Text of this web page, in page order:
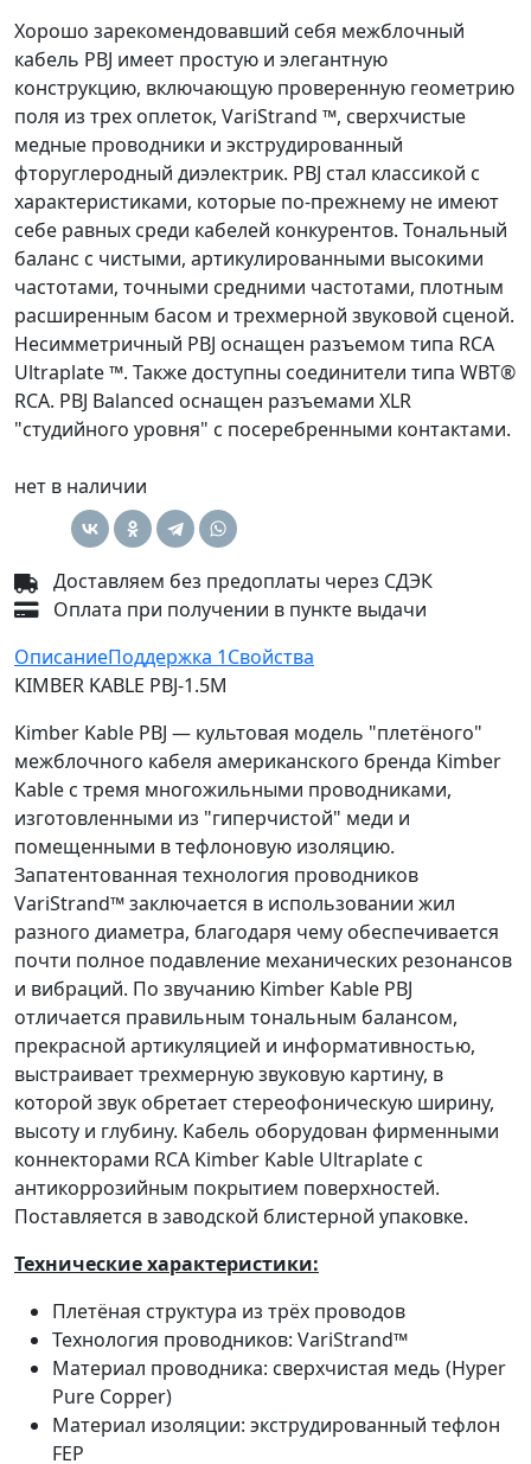
Хорошо зарекомендовавший себя межблочный
кабель PBJ имеет простую и элегантную
конструкцию, включающую проверенную геометрию
поля из трех оплеток, VariStrand ™, сверхчистые
медные проводники и экструдированный
фторуглеродный диэлектрик. PBJ стал классикой с
характеристиками, которые по-прежнему не имеют
себе равных среди кабелей конкурентов. Тональный
баланс с чистыми, артикулированными высокими
частотами, точными средними частотами, плотным
расширенным басом и трехмерной звуковой сценой.
Несимметричный PBJ оснащен разъемом типа RCA
Ultraplate ™. Также доступны соединители типа WBT®
RCA. PBJ Balanced оснащен разъемами XLR
"студийного уровня" с посеребренными контактами.
нет в наличии
Доставляем без предоплаты через СДЭК
Оплата при получении в пункте выдачи
ОписаниеПоддержка 1Свойства
KIMBER KABLE PBJ-1.5M
Kimber Kable PBJ — культовая модель "плетёного"
межблочного кабеля американского бренда Kimber
Kable с тремя многожильными проводниками,
изготовленными из "гиперчистой" меди и
помещенными в тефлоновую изоляцию.
Запатентованная технология проводников
VariStrand™ заключается в использовании жил
разного диаметра, благодаря чему обеспечивается
почти полное подавление механических резонансов
и вибраций. По звучанию Kimber Kable PBJ
отличается правильным тональным балансом,
прекрасной артикуляцией и информативностью,
выстраивает трехмерную звуковую картину, в
которой звук обретает стереофоническую ширину,
высоту и глубину. Кабель оборудован фирменными
коннекторами RCA Kimber Kable Ultraplate с
антикоррозийным покрытием поверхностей.
Поставляется в заводской блистерной упаковке.
Технические характеристики:
Плетёная структура из трёх проводов
Технология проводников: VariStrand™
Материал проводника: сверхчистая медь (Hyper
Pure Copper)
Материал изоляции: экструдированный тефлон
FEP